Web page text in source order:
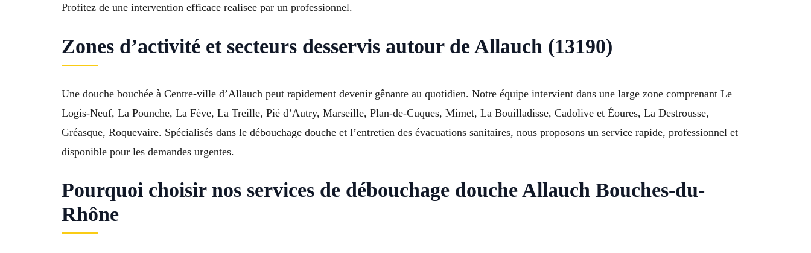
Profitez de une intervention efficace realisee par un professionnel.
Zones d’activité et secteurs desservis autour de Allauch (13190)
Une douche bouchée à Centre-ville d’Allauch peut rapidement devenir gênante au quotidien. Notre équipe intervient dans une large zone comprenant Le
Logis-Neuf, La Pounche, La Fève, La Treille, Pié d’Autry, Marseille, Plan-de-Cuques, Mimet, La Bouilladisse, Cadolive et Éoures, La Destrousse,
Gréasque, Roquevaire. Spécialisés dans le débouchage douche et l’entretien des évacuations sanitaires, nous proposons un service rapide, professionnel et
disponible pour les demandes urgentes.
Pourquoi choisir nos services de débouchage douche Allauch Bouches-du-
Rhône